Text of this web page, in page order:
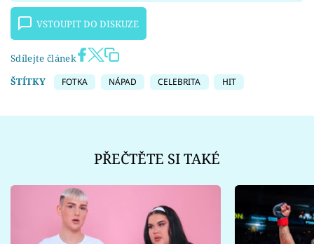
VSTOUPIT DO DISKUZE
Sdílejte článek
ŠTÍTKY
FOTKA NÁPAD CELEBRITA HIT
PŘEČTĚTE SI TAKÉ